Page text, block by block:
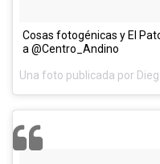
Cosas fotogénicas y El
a @Centro_Andino
Una foto publicada por